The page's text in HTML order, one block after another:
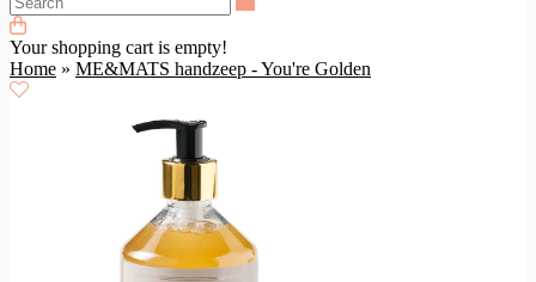
Your shopping cart is empty!
Home » ME&MATS handzeep - You're Golden